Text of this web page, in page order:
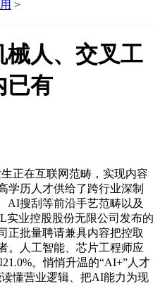
>
械人、交叉工
已有
在互联网范畴，实现内容
学历人才供给了跨行业深制
AI搜刮等前沿手艺范畴以及
实业控股股份无限公司发布的
正批量聘请兼具内容把控取
。人工智能、芯片工程师应
。悄悄升温的“AI+”人才
懂营业逻辑、把AI能力为现